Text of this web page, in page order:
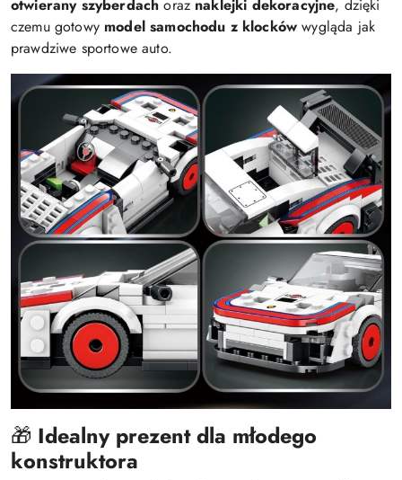
otwierany szyberdach oraz naklejki dekoracyjne, dzięki
czemu gotowy model samochodu z klocków wygląda jak
prawdziwe sportowe auto.
🎁 Idealny prezent dla młodego
konstruktora